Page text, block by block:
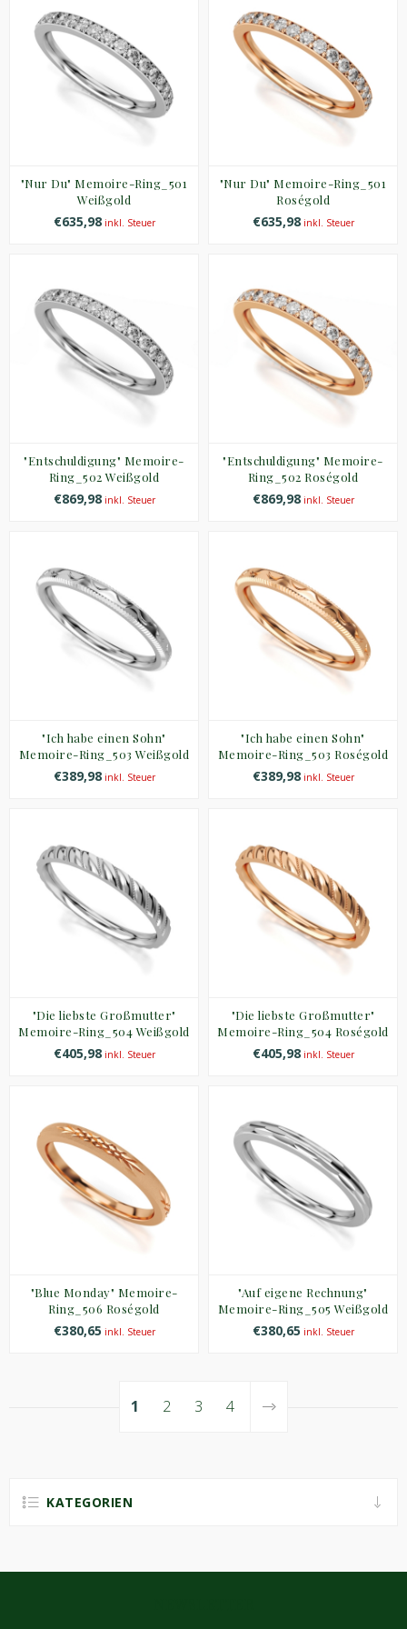
"Nur Du" Memoire-Ring_501
Weißgold
€635,98inkl. Steuer
"Nur Du" Memoire-Ring_501
Roségold
€635,98inkl. Steuer
"Entschuldigung" Memoire-
Ring_502 Weißgold
€869,98inkl. Steuer
"Entschuldigung" Memoire-
Ring_502 Roségold
€869,98inkl. Steuer
"Ich habe einen Sohn"
Memoire-Ring_503 Weißgold
€389,98inkl. Steuer
"Ich habe einen Sohn"
Memoire-Ring_503 Roségold
€389,98inkl. Steuer
"Die liebste Großmutter"
Memoire-Ring_504 Weißgold
€405,98inkl. Steuer
"Die liebste Großmutter"
Memoire-Ring_504 Roségold
€405,98inkl. Steuer
"Blue Monday" Memoire-
Ring_506 Roségold
€380,65 inkl. Steuer
"Auf eigene Rechnung"
Memoire-Ring_505 Weißgold
€380,65 inkl. Steuer
1 2 3 4
KATEGORIEN